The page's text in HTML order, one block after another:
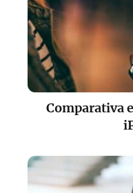
Comparativa